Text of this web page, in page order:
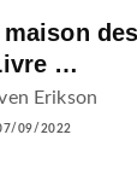
…
Erikson
09/2022